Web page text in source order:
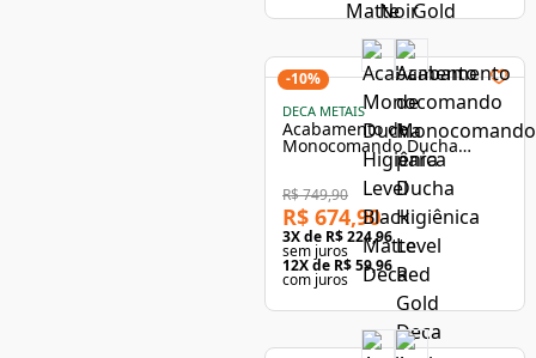
DECA METAIS
Acabamento de
Monocomando Ducha
Higiênica Level Cromado
R$ 749,90
R$ 674,90
3X de R$ 224,96
sem juros
12X de R$ 59,96
com juros
-10%